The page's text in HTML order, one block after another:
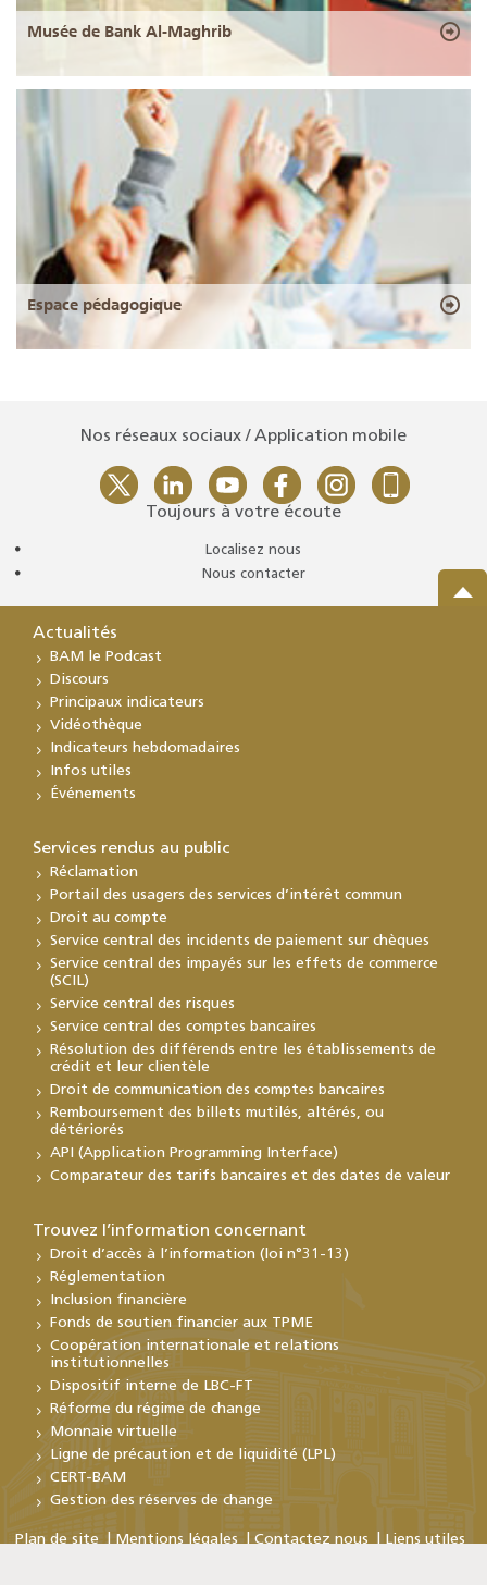
Musée de Bank Al-Maghrib
Espace pédagogique
Nos réseaux sociaux / Application mobile
Toujours à votre écoute
Localisez nous
Nous contacter
Actualités
BAM le Podcast
Discours
Principaux indicateurs
Vidéothèque
Indicateurs hebdomadaires
Infos utiles
Événements
Services rendus au public
Réclamation
Portail des usagers des services d’intérêt commun
Droit au compte
Service central des incidents de paiement sur chèques
Service central des impayés sur les effets de commerce
(SCIL)
Service central des risques
Service central des comptes bancaires
Résolution des différends entre les établissements de
crédit et leur clientèle
Droit de communication des comptes bancaires
Remboursement des billets mutilés, altérés, ou
détériorés
API (Application Programming Interface)
Comparateur des tarifs bancaires et des dates de valeur
Trouvez l’information concernant
Droit d’accès à l’information (loi n°31-13)
Réglementation
Inclusion financière
Fonds de soutien financier aux TPME
Coopération internationale et relations
institutionnelles
Dispositif interne de LBC-FT
Réforme du régime de change
Monnaie virtuelle
Ligne de précaution et de liquidité (LPL)
CERT-BAM
Gestion des réserves de change
Plan de site Mentions légales Contactez nous Liens utiles